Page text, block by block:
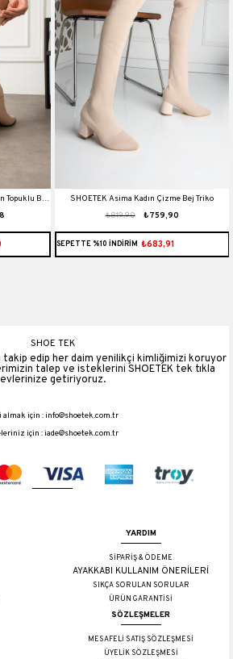
Topuklu Bej
SHOETEK Asima Kadın Çizme Bej Triko
₺759,90
₺819,90
SEPETTE %10 İNDİRİM ₺683,91
SHOE TEK
takip edip her daim yenilikçi kimliğimizi koruyor
talep ve isteklerini SHOETEK tek tıkla
evlerinize getiriyoruz.
almak için :info@shoetek.com.tr
için :iade@shoetek.com.tr
YARDIM
SİPARİŞ & ÖDEME
AYAKKABI KULLANIM ÖNERİLERİ
SIKÇA SORULAN SORULAR
ÜRÜN GARANTİSİ
SÖZLEŞMELER
MESAFELİ SATIŞ SÖZLEŞMESİ
ÜYELİK SÖZLEŞMESİ